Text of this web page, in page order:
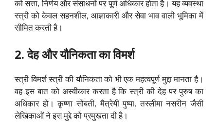
को सत्ता, निर्णय और संसाधनों पर पूर्ण अधिकार होता है। यह व्यवस्था
स्त्री को केवल सहनशील, आज्ञाकारी और सेवा भाव वाली भूमिका में
सीमित करती है।
2. देह और यौनिकता का विमर्श
स्त्री विमर्श स्त्री की यौनिकता को भी एक महत्वपूर्ण मुद्दा मानता है।
वह इस बात को अस्वीकार करता है कि स्त्री की देह पर पुरुष का
अधिकार हो। कृष्णा सोबती, मैत्रेयी पुष्पा, तस्लीमा नसरीन जैसी
लेखिकाओं ने इस मुद्दे को प्रमुखता दी है।